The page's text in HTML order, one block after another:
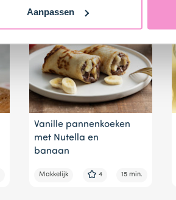
Aanpassen
Vanille pannenkoeken
met Nutella en
banaan
Makkelijk 4 15 min.